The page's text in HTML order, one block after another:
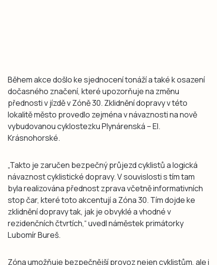
Během akce došlo ke sjednocení tonáží a také k osazení
dočasného značení, které upozorňuje na změnu
přednosti v jízdě v Zóně 30. Zklidnění dopravy v této
lokalitě město provedlo zejména v návaznosti na nově
vybudovanou cyklostezku Plynárenská – El.
Krásnohorské.
„Takto je zaručen bezpečný průjezd cyklistů a logická
návaznost cyklistické dopravy. V souvislosti s tím tam
byla realizována přednost zprava včetně informativních
stop čar, které toto akcentují a Zóna 30. Tím dojde ke
zklidnění dopravy tak, jak je obvyklé a vhodné v
rezidenčních čtvrtích,“ uvedl náměstek primátorky
Lubomír Bureš.
Zóna umožňuje bezpečnější provoz nejen cyklistům, ale i